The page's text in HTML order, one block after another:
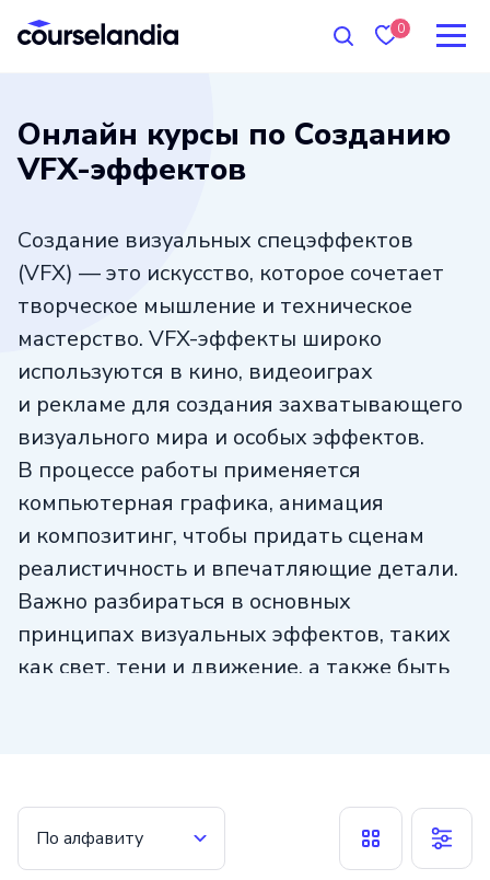
0
Онлайн курсы по Созданию
VFX-эффектов
Создание визуальных спецэффектов
(VFX) — это искусство, которое сочетает
творческое мышление и техническое
мастерство. VFX-эффекты широко
используются в кино, видеоиграх
и рекламе для создания захватывающего
визуального мира и особых эффектов.
В процессе работы применяется
компьютерная графика, анимация
и композитинг, чтобы придать сценам
реалистичность и впечатляющие детали.
Важно разбираться в основных
принципах визуальных эффектов, таких
как свет, тени и движение, а также быть
востребован и может открыть двери
в карьеру в сфере развлечений и медиа.
По алфавиту